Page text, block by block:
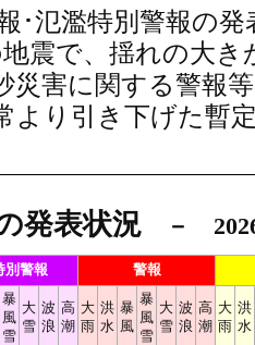
･氾濫特別警報の
地震で、揺れの大
災害に関する警報
より引き下げた暫
発表状況 － 2026
別警報 警報
暴
風
雪
大
雪
波
浪
高
潮
大
雨
洪
水
暴
風
暴
風
雪
大
雪
波
浪
高
潮
大
雨
洪
水